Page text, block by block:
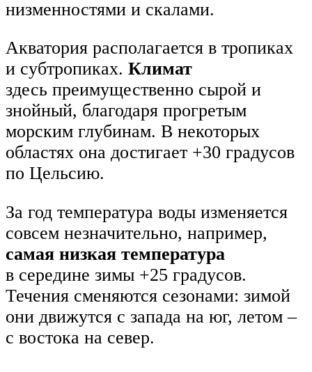
низменностями и скалами.
Акватория располагается в тропиках
и субтропиках. Климат
здесь преимущественно сырой и
знойный, благодаря прогретым
морским глубинам. В некоторых
областях она достигает +30 градусов
по Цельсию.
За год температура воды изменяется
совсем незначительно, например,
самая низкая температура
в середине зимы +25 градусов.
Течения сменяются сезонами: зимой
они движутся с запада на юг, летом –
с востока на север.